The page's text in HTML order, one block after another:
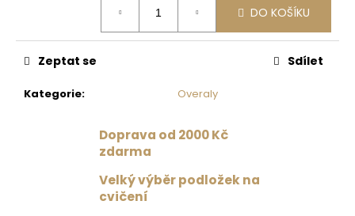
DO KOŠÍKU
Kategorie: Overaly
Zeptat se Sdílet
Doprava od 2000 Kč
zdarma
Velký výběr podložek na
cvičení